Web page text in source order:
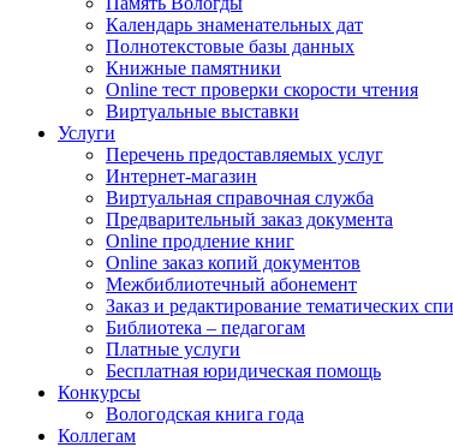
Календарь знаменательных дат
Полнотекстовые базы данных
Книжные памятники
Online тест проверки скорости чтения
Виртуальные выставки
Услуги
Перечень предоставляемых услуг
Интернет-магазин
Виртуальная справочная служба
Предварительный заказ документа
Online продление книг
Online заказ копий документов
Межбиблиотечный абонемент
Заказ и редактирование тематических
Библиотека – педагогам
Платные услуги
Бесплатная юридическая помощь
Конкурсы
Вологодская книга года
Коллегам